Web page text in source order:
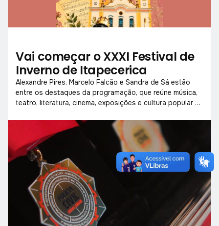
Vai começar o XXXI Festival de
Inverno de Itapecerica
Alexandre Pires, Marcelo Falcão e Sandra de Sá estão
entre os destaques da programação, que reúne música,
teatro, literatura, cinema, exposições e cultura popular de